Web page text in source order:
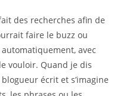
des recherches afin de
faire le buzz ou
avec
vouloir. Quand je dis
écrit et s’imagine